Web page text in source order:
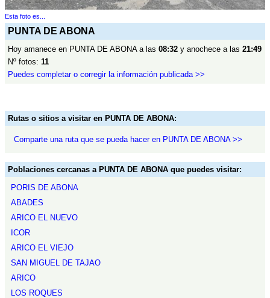
Esta foto es...
PUNTA DE ABONA
Hoy amanece en PUNTA DE ABONA a las 08:32 y anochece a las 21:49
Nº fotos: 11
Puedes completar o corregir la información publicada >>
Rutas o sitios a visitar en PUNTA DE ABONA:
Comparte una ruta que se pueda hacer en PUNTA DE ABONA >>
Poblaciones cercanas a PUNTA DE ABONA que puedes visitar:
PORIS DE ABONA
ABADES
ARICO EL NUEVO
ICOR
ARICO EL VIEJO
SAN MIGUEL DE TAJAO
ARICO
LOS ROQUES